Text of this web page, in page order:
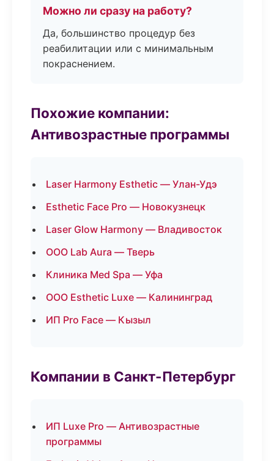
Можно ли сразу на работу?
Да, большинство процедур без
реабилитации или с минимальным
покраснением.
Похожие компании:
Антивозрастные программы
Laser Harmony Esthetic — Улан-Удэ
Esthetic Face Pro — Новокузнецк
Laser Glow Harmony — Владивосток
ООО Lab Aura — Тверь
Клиника Med Spa — Уфа
ООО Esthetic Luxe — Калининград
ИП Pro Face — Кызыл
Компании в Санкт-Петербург
ИП Luxe Pro — Антивозрастные
программы